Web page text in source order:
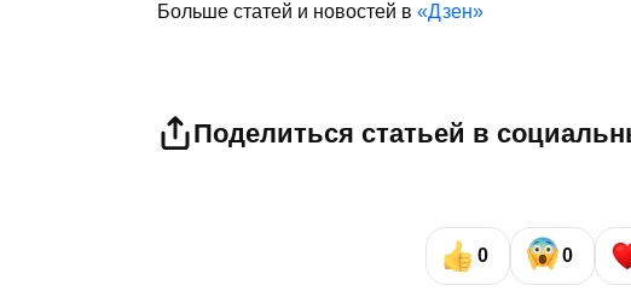
Больше статей и новостей в «Дзен»
Поделиться статьей в
0 0